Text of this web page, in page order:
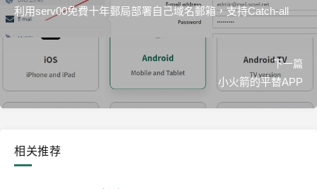
利用serv00免費十年郵局部署自己域名郵箱，支持Catch-all
下一篇
小火箭的平替APP
相关推荐